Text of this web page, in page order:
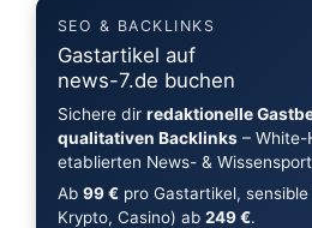
SEO & BACKLINKS
Gastartikel auf
news-7.de buchen
Sichere dir redaktionelle
qualitativen Backlinks– White-
etablierten News- &
Ab 99 €pro Gastartikel, sensible
Krypto, Casino) ab 249 €.